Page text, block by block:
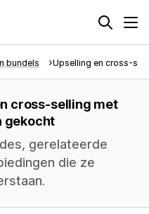
bundels Upselling en cross-
cross-selling met
gekocht
gerelateerde
die ze